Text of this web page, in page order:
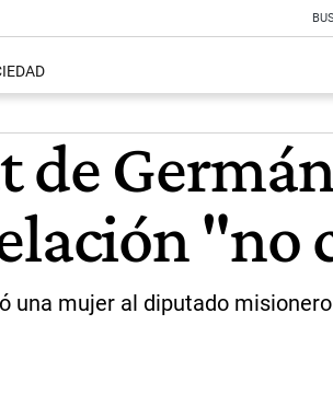
"no
una mujer al diputado